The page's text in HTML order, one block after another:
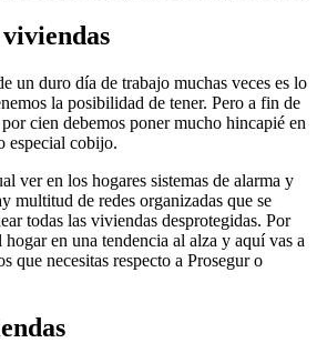
un duro día de trabajo muchas veces es lo
la posibilidad de tener. Pero a fin de
cien debemos poner mucho hincapié en
especial cobijo.
ver en los hogares sistemas de alarma y
multitud de redes organizadas que se
todas las viviendas desprotegidas. Por
en una tendencia al alza y aquí vas a
que necesitas respecto a Prosegur o